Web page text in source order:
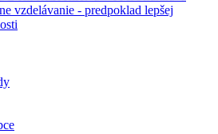
vzdelávanie - predpoklad lepšej